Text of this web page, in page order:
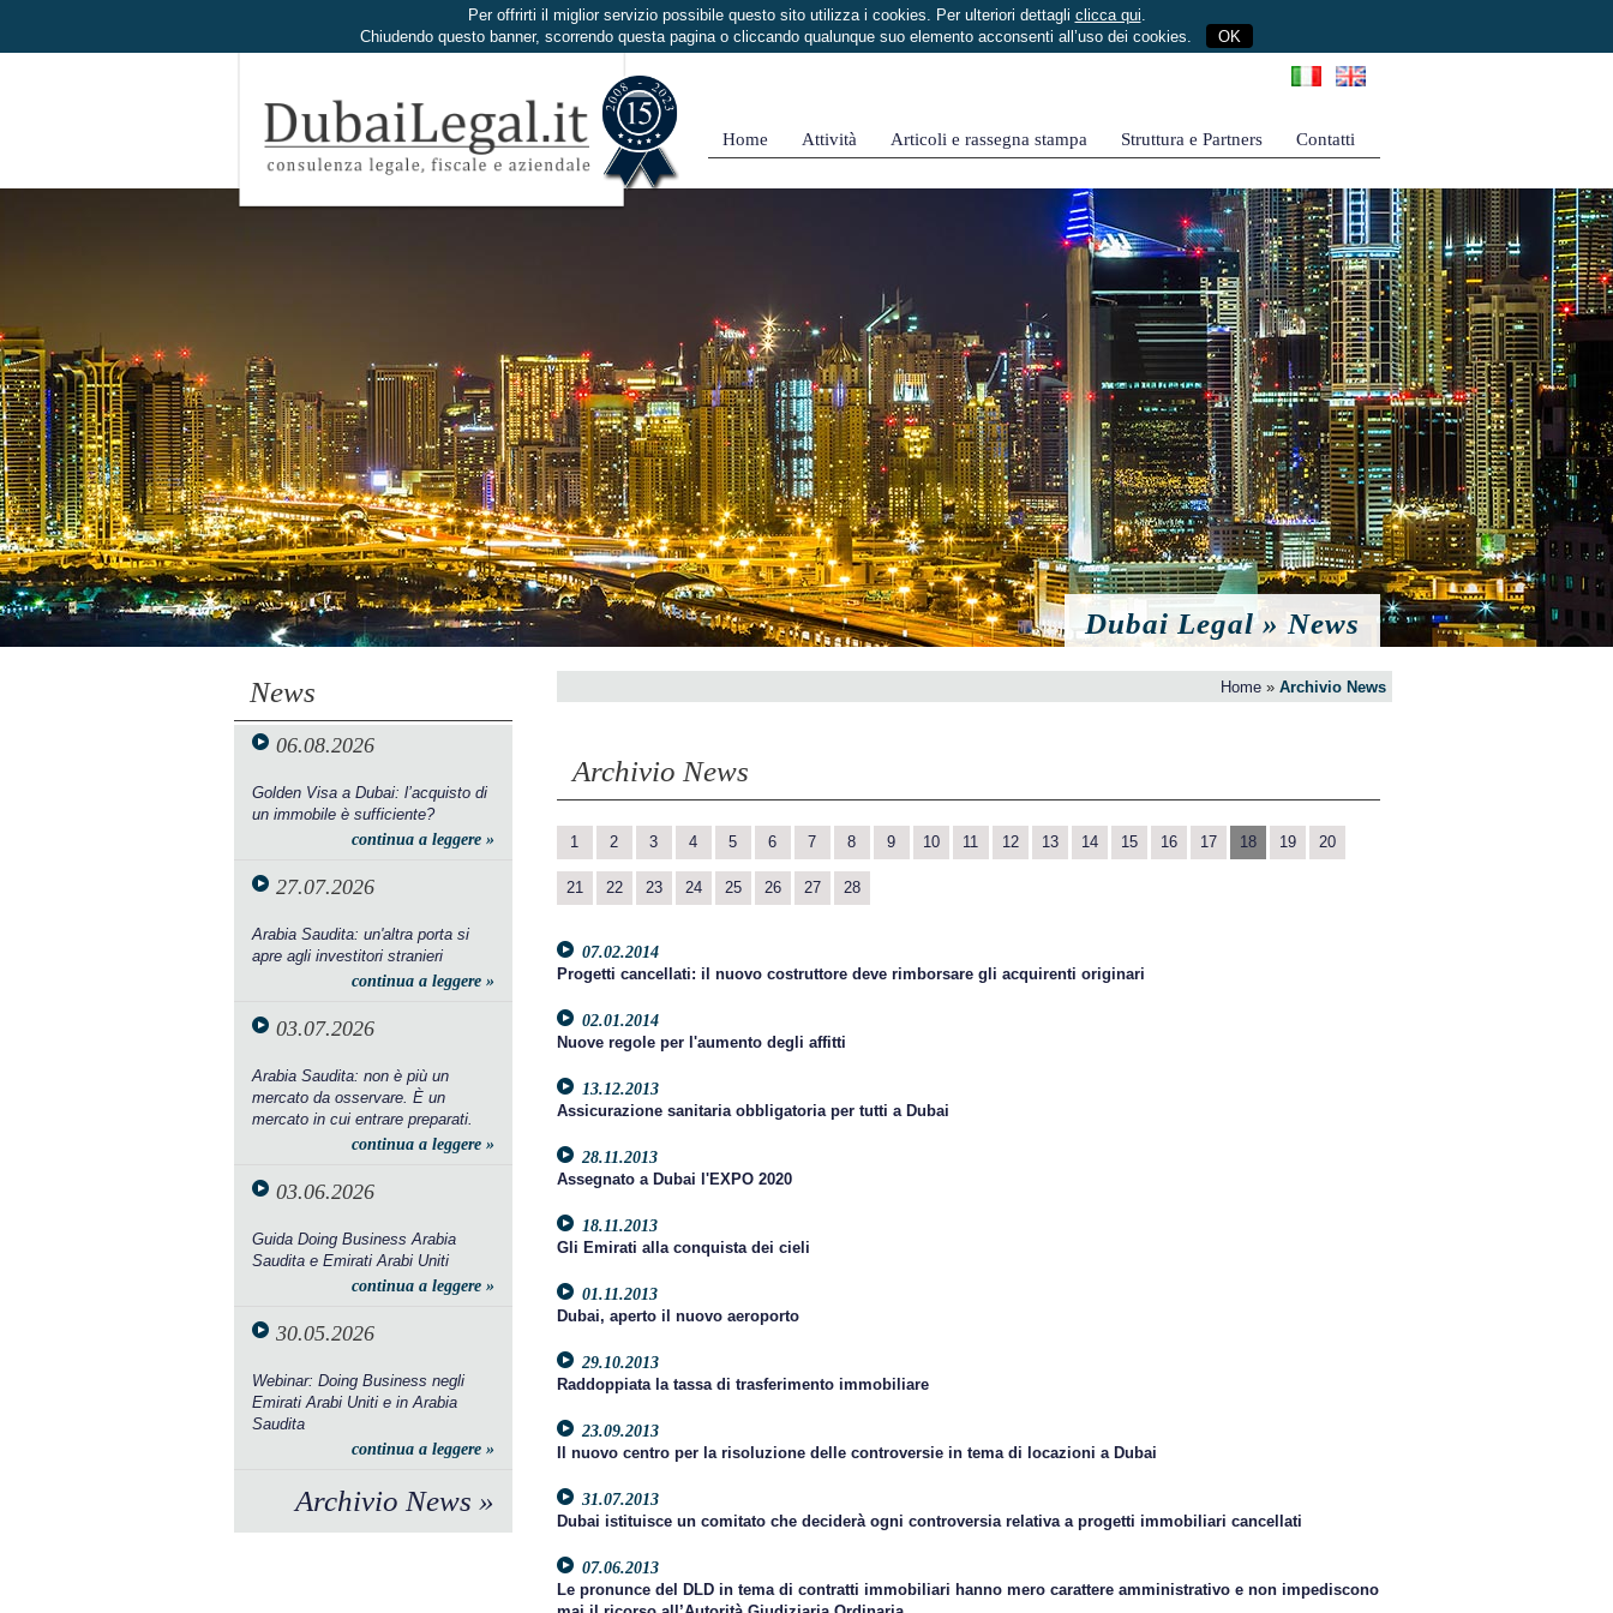
Per offrirti il miglior servizio possibile questo sito utilizza i cookies. Per ulteriori dettagli clicca qui.
Chiudendo questo banner, scorrendo questa pagina o cliccando qualunque suo elemento acconsenti all’uso dei cookies.
OK
Home Attività Articoli e rassegna stampa Struttura e Partners Contatti
Dubai Legal » News
News
06.08.2026
Golden Visa a Dubai: l’acquisto di
un immobile è sufficiente?
continua a leggere »
27.07.2026
Arabia Saudita: un'altra porta si
apre agli investitori stranieri
continua a leggere »
03.07.2026
Arabia Saudita: non è più un
mercato da osservare. È un
mercato in cui entrare preparati.
continua a leggere »
03.06.2026
Guida Doing Business Arabia
Saudita e Emirati Arabi Uniti
continua a leggere »
30.05.2026
Webinar: Doing Business negli
Emirati Arabi Uniti e in Arabia
Saudita
continua a leggere »
Archivio News »
Home» Archivio News
Archivio News
1 2 3 4 5 6 7 8 9 10 11 12 13 14 15 16 17 18 19 20
21 22 23 24 25 26 27 28
07.02.2014
Progetti cancellati: il nuovo costruttore deve rimborsare gli acquirenti originari
02.01.2014
Nuove regole per l'aumento degli affitti
13.12.2013
Assicurazione sanitaria obbligatoria per tutti a Dubai
28.11.2013
Assegnato a Dubai l'EXPO 2020
18.11.2013
Gli Emirati alla conquista dei cieli
01.11.2013
Dubai, aperto il nuovo aeroporto
29.10.2013
Raddoppiata la tassa di trasferimento immobiliare
23.09.2013
Il nuovo centro per la risoluzione delle controversie in tema di locazioni a Dubai
31.07.2013
Dubai istituisce un comitato che deciderà ogni controversia relativa a progetti immobiliari cancellati
07.06.2013
Le pronunce del DLD in tema di contratti immobiliari hanno mero carattere amministrativo e non impediscono